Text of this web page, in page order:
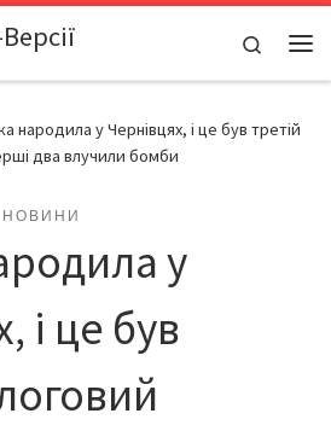
Search
народила у Чернівцях, і це був третій
два влучили бомби
НОВИНИ
у
і це був